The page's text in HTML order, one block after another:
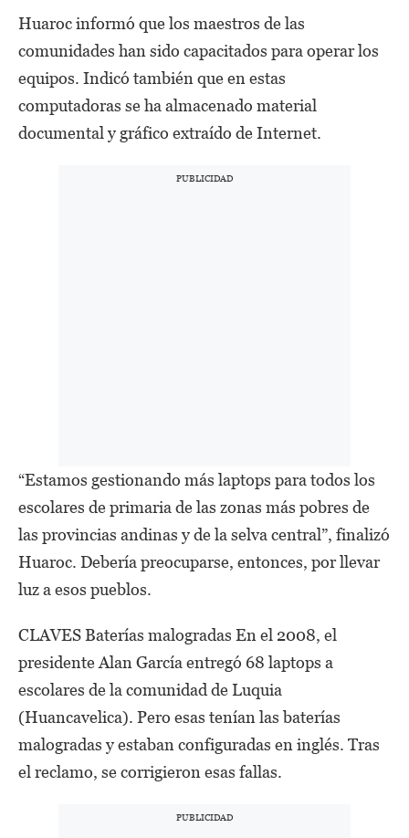
Huaroc informó que los maestros de las
comunidades han sido capacitados para operar los
equipos. Indicó también que en estas
computadoras se ha almacenado material
documental y gráfico extraído de Internet.
“Estamos gestionando más laptops para todos los
escolares de primaria de las zonas más pobres de
las provincias andinas y de la selva central”, finalizó
Huaroc. Debería preocuparse, entonces, por llevar
luz a esos pueblos.
CLAVES Baterías malogradas En el 2008, el
presidente Alan García entregó 68 laptops a
escolares de la comunidad de Luquia
(Huancavelica). Pero esas tenían las baterías
malogradas y estaban configuradas en inglés. Tras
el reclamo, se corrigieron esas fallas.